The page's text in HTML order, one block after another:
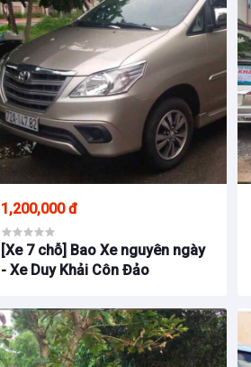
1,200,000 đ
[Xe 7 chỗ] Bao Xe nguyên ngày
- Xe Duy Khải Côn Đảo